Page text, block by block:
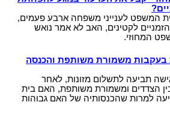
המשפט לענייני משפחה ארבע פעמים,
הזמניים לקטינים, האב לא אמר נואש
המחוזי.
בעקבות משמורת משותפת והכנסה
תביעה לתשלום מזונות, לאחר
הצדדים ומשמורת משותפת, האם בית
למרות שהכנסותיה של האם גבוהות